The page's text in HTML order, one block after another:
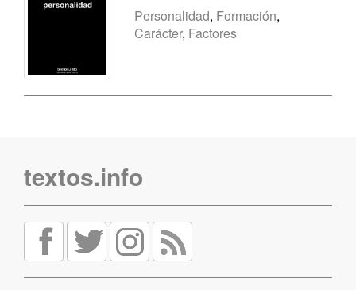
Personalidad, Formación,
Carácter, Factores
textos.info